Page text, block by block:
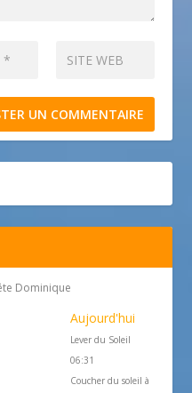
Dominique
Aujourd'hui
Lever du Soleil
06:31
Coucher du soleil à